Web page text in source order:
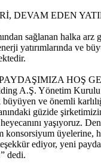
DEVAM EDEN
sağlanan halka
yatırımlarında ve
HOŞ
A.Ş. Yönetim
ve önemli
güzide
yaşıyoruz.
konsorsiyum üyelerine,
ediyor, yeni
dedi.